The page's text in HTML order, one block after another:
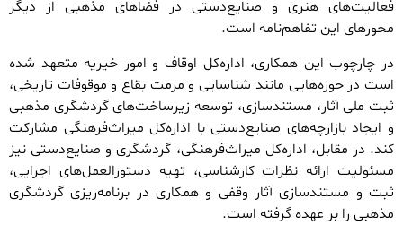
فعالیت‌های هنری و صنایع‌دستی در فضاهای مذهبی از دیگر
محورهای این تفاهم‌نامه است.
در چارچوب این همکاری، اداره‌کل اوقاف و امور خیریه متعهد شده
است در حوزه‌هایی مانند شناسایی و مرمت بقاع و موقوفات تاریخی،
ثبت ملی آثار، مستندسازی، توسعه زیرساخت‌های گردشگری مذهبی
و ایجاد بازارچه‌های صنایع‌دستی با اداره‌کل میراث‌فرهنگی مشارکت
کند. در مقابل، اداره‌کل میراث‌فرهنگی، گردشگری و صنایع‌دستی نیز
مسئولیت ارائه نظرات کارشناسی، تهیه دستورالعمل‌های اجرایی،
ثبت و مستندسازی آثار وقفی و همکاری در برنامه‌ریزی گردشگری
مذهبی را بر عهده گرفته است.